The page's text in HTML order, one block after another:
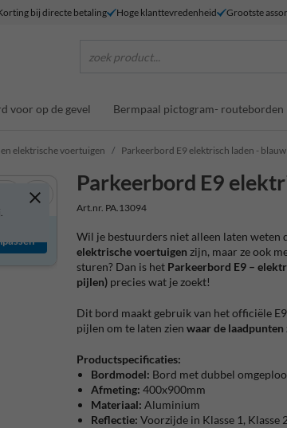
bij directe betaling Hoge klanttevredenheid Grootste
zoek product...
voor op de gevel Bermpaal pictogram- routeborden
elektrische voertuigen Parkeerbord E9 elektrisch laden -
Parkeerbord E9
Art.nr. PA.13094
Wil je bestuurders niet alleen laten weten
elektrische voertuigen zijn, maar ze ook
sturen? Dan is het Parkeerbord E9 –
pijlen) precies wat je zoekt!
Dit bord maakt gebruik van het officiële
pijlen om te laten zienwaar de
Productspecificaties:
Bordmodel: Bord met dubbel
Afmeting:400x900mm
Materiaal: Aluminium
Reflectie: Voorzijde in Klasse 1, Klasse